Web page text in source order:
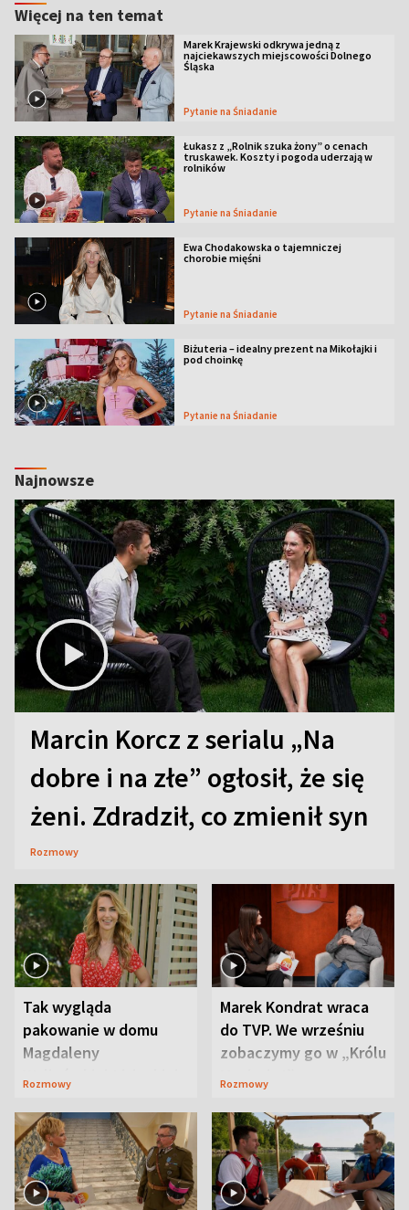
Więcej na ten temat
Marek Krajewski odkrywa jedną z
najciekawszych miejscowości Dolnego
Śląska
Pytanie na Śniadanie
Łukasz z „Rolnik szuka żony” o cenach
truskawek. Koszty i pogoda uderzają w
rolników
Pytanie na Śniadanie
Ewa Chodakowska o tajemniczej
chorobie mięśni
Pytanie na Śniadanie
Biżuteria – idealny prezent na Mikołajki i
pod choinkę
Pytanie na Śniadanie
Najnowsze
Marcin Korcz z serialu „Na
dobre i na złe” ogłosił, że się
żeni. Zdradził, co zmienił syn
Rozmowy
Tak wygląda
pakowanie w domu
Magdaleny
Waligórskiej-Lisieckiej.
Rozmowy
Marek Kondrat wraca
do TVP. We wrześniu
zobaczymy go w „Królu
Maciusiu I”
Rozmowy